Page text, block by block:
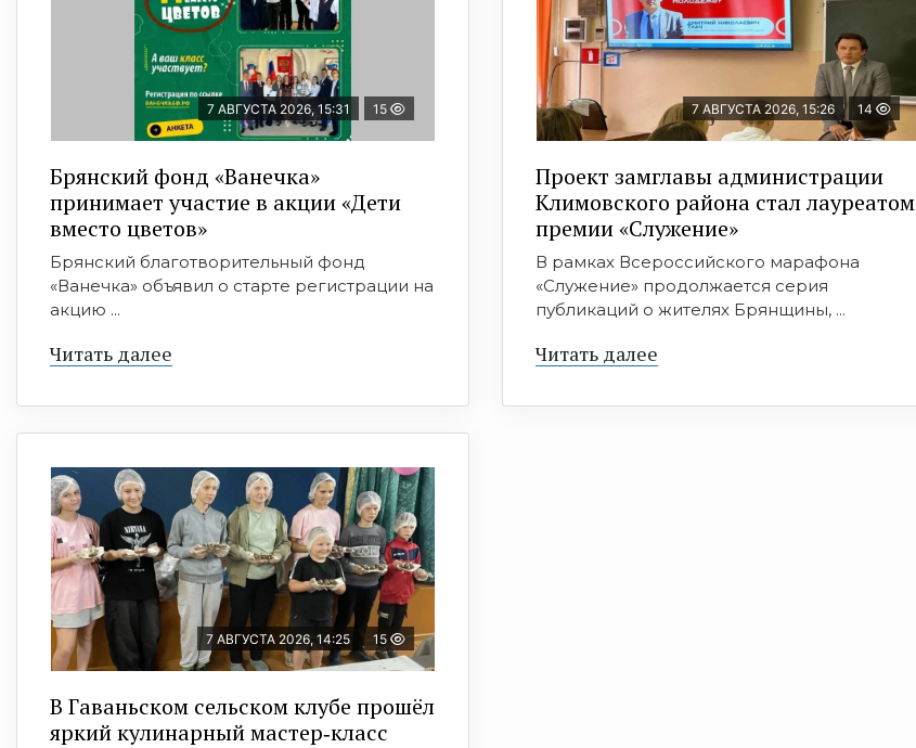
7 АВГУСТА 2026, 15:31 15
Брянский фонд «Ванечка»
принимает участие в акции «Дети
вместо цветов»
Брянский благотворительный фонд
«Ванечка» объявил о старте регистрации на
акцию ...
Читать далее
7 АВГУСТА 2026, 15:26 14
Проект замглавы администрации
Климовского района стал лауреатом
премии «Служение»
В рамках Всероссийского марафона
«Служение» продолжается серия
публикаций о жителях Брянщины, ...
Читать далее
7 АВГУСТА 2026, 14:25 15
В Гаваньском сельском клубе прошёл
яркий кулинарный мастер‑класс